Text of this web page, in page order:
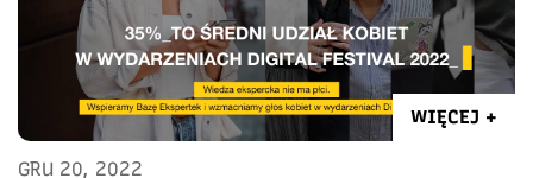
WIĘCEJ +
GRU 20, 2022